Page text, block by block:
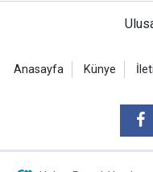
Anasayfa Künye